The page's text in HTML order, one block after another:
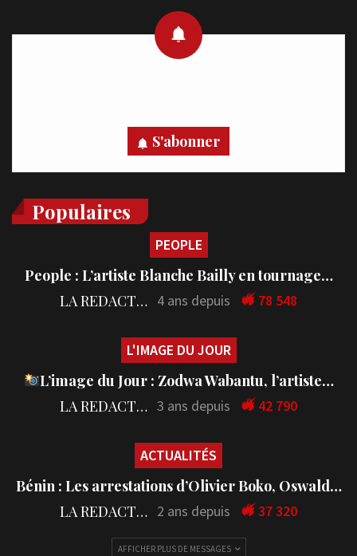
S'abonner
Populaires
PEOPLE
People : L’artiste Blanche Bailly en tournage…
LA REDACTION 4 ans depuis 78 548
L'IMAGE DU JOUR
L’image du Jour : Zodwa Wabantu, l’artiste…
LA REDACTION 3 ans depuis 42 790
ACTUALITÉS
Bénin : Les arrestations d’Olivier Boko, Oswald…
LA REDACTION 2 ans depuis 37 320
AFFICHER PLUS DE MESSAGES